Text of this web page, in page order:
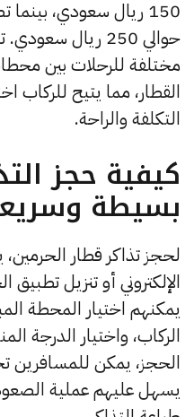
150 ريال سعودي،
حوالي 250 ريال
مختلفة للرحلات بين
القطار، مما يتيح للركاب
التكلفة والراحة.
كيفية حجز
بسيطة
لحجز تذاكر قطار
الإلكتروني أو تنزيل
يمكنهم اختيار المحطة
الركاب، واختيار الدرجة
الحجز، يمكن للمسافرين
يسهل عليهم عملية